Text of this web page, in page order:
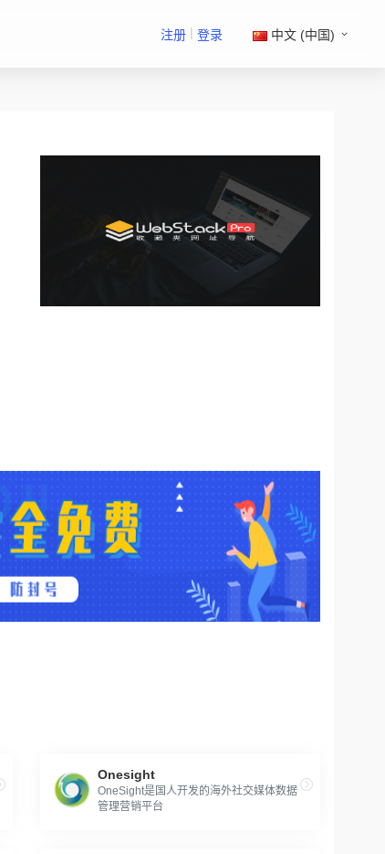
注册 | 登录 中文 (中国)
Onesight
OneSight是国人开发的海外社交媒体数据
管理营销平台